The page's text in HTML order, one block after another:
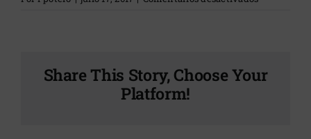
Share This Story, Choose Your
Platform!